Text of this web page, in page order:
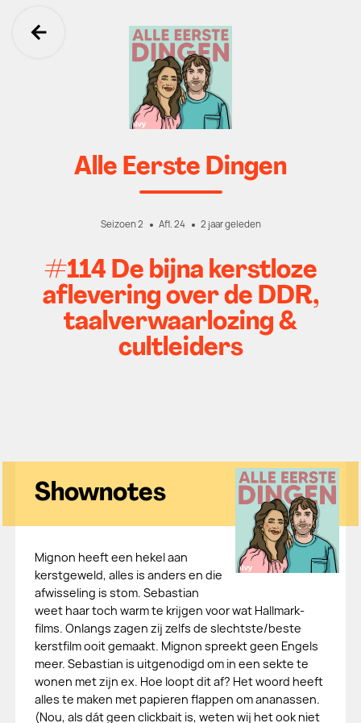
Ga terug
Alle Eerste Dingen
Seizoen 2 Afl. 24 2 jaar geleden
#114 De bijna kerstloze
aflevering over de DDR,
taalverwaarlozing &
cultleiders
Shownotes
Mignon heeft een hekel aan
kerstgeweld, alles is anders en die
afwisseling is stom. Sebastian
weet haar toch warm te krijgen voor wat Hallmark-
films. Onlangs zagen zij zelfs de slechtste/beste
kerstfilm ooit gemaakt. Mignon spreekt geen Engels
meer. Sebastian is uitgenodigd om in een sekte te
wonen met zijn ex. Hoe loopt dit af? Het woord heeft
alles te maken met papieren flappen om ananassen.
(Nou, als dát geen clickbait is, weten wij het ook niet